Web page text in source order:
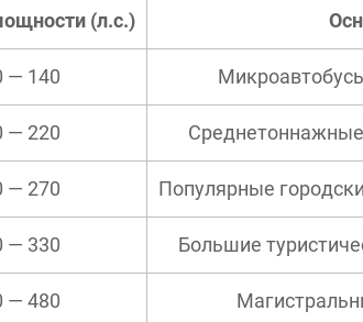
(л.с.)
— 140
— 220
— 270 Популярные
— 330 Большие
— 480